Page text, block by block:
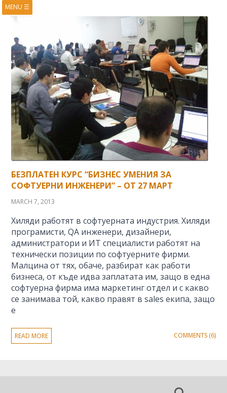
MENU ☰
VIDEOS
PRESENTATIONS
RESEARCH
PUBLICATIONS
CONTACTS
RSS FEED
БЕЗПЛАТЕН КУРС “БИЗНЕС УМЕНИЯ ЗА
СОФТУЕРНИ ИНЖЕНЕРИ” – ОТ 27 МАРТ
MARCH 7, 2013
Хиляди работят в софтуерната индустрия. Хиляди
програмисти, QA инженери, дизайнери,
администратори и ИТ специалисти работят на
технически позиции по софтуерните фирми.
Малцина от тях, обаче, разбират как работи
бизнеса, от къде идва заплатата им, защо в една
софтуерна фирма има маркетинг отдел и с какво
се занимава той, какво правят в sales екипа, защо
е
READ MORE COMMENTS (6)